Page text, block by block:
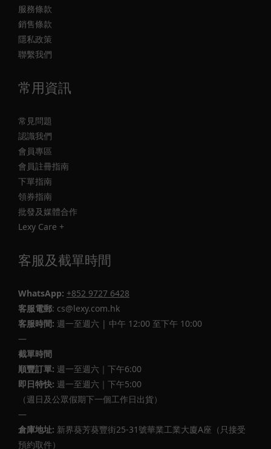
服務條款
銷售條款
隱私政策
聯繫我們
常用資訊
常見問題
認識我們
會員專區
會員註冊指南
下單指南
領券指南
批發及媒體合作
Lexy Care +
客服及截單時間
WhatsApp: +852 9727 6428
客服電郵: cs@lexy.com.hk
客服時間: 週一至週六 | 中午 12:00 至下午 10:00
—
截單時間
順豐訂單: 週一至週六｜下午6:00
即日特快: 週一至週六｜下午5:00
（週日及公眾假期下一個工作日出貨）
—
倉庫地址: 新界葵芳葵豐街25-31號華業工業大廈A座（只接受
預約取件）